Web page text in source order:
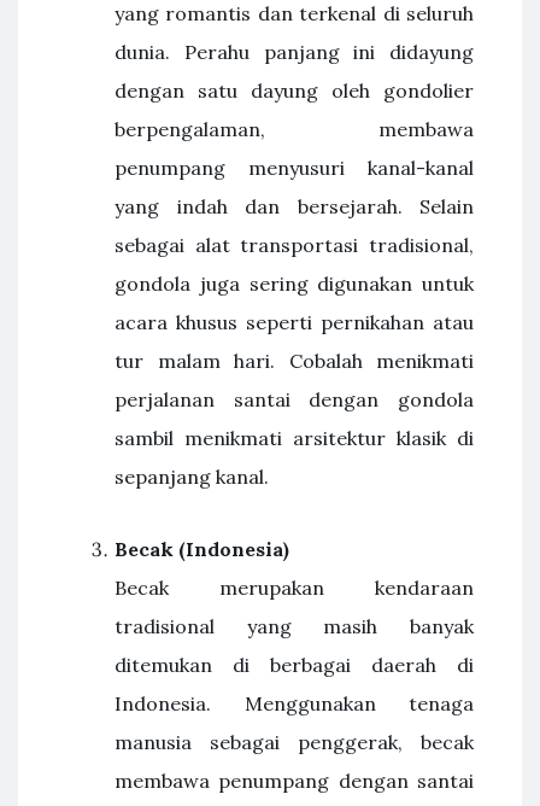
yang romantis dan terkenal di seluruh
dunia. Perahu panjang ini didayung
dengan satu dayung oleh gondolier
berpengalaman, membawa
penumpang menyusuri kanal-kanal
yang indah dan bersejarah. Selain
sebagai alat transportasi tradisional,
gondola juga sering digunakan untuk
acara khusus seperti pernikahan atau
tur malam hari. Cobalah menikmati
perjalanan santai dengan gondola
sambil menikmati arsitektur klasik di
sepanjang kanal.
Becak (Indonesia)
Becak merupakan kendaraan
tradisional yang masih banyak
ditemukan di berbagai daerah di
Indonesia. Menggunakan tenaga
manusia sebagai penggerak, becak
membawa penumpang dengan santai